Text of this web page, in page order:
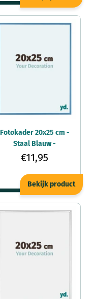
Fotokader 20x25 cm -
Staal Blauw -
Aluminium - Kent
€11,95
Bekijk product